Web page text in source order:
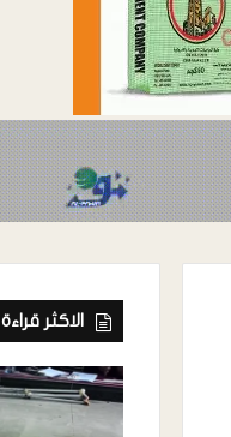
الاكثر قراءة